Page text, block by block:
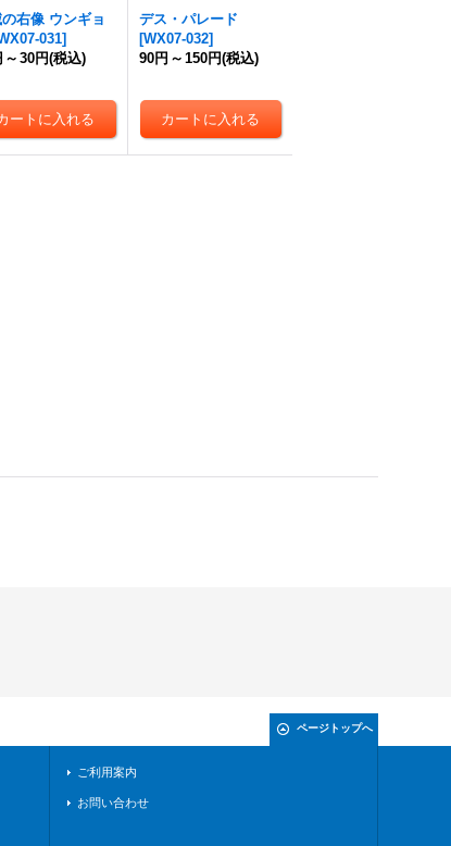
右像 ウンギョ
031]
～ 30円(税込)
デス・パレード
[WX07-032]
90円 ～ 150円(税込)
ページトップへ
ご利用案内
お問い合わせ